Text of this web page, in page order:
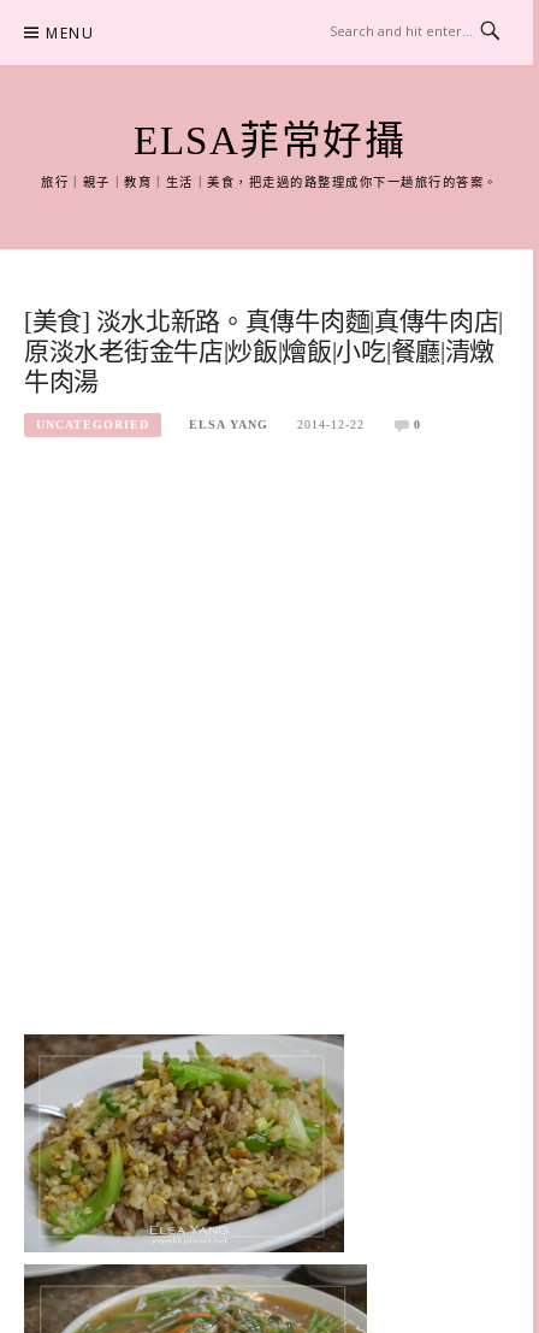
content
MENU
ELSA菲常好攝
旅行｜親子｜教育｜生活｜美食，把走過的路整理成你下一趟旅行的答案。
[美食] 淡水北新路。真傳牛肉麵|真傳牛肉店|
原淡水老街金牛店|炒飯|燴飯|小吃|餐廳|清燉
牛肉湯
UNCATEGORIED ELSA YANG 2014-12-22 0